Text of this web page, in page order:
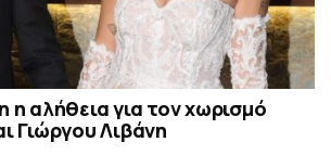
η αλήθεια για τον χωρισμό
Γιώργου Λιβάνη